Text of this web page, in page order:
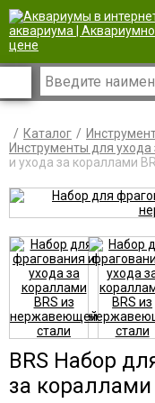
Каталог
Инструменты для ухода
и ухода за кораллами
BRS Набор
за